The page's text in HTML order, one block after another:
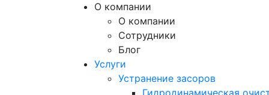
О компании
О компании
Сотрудники
Блог
Услуги
Устранение засоров
Гидродинамическая